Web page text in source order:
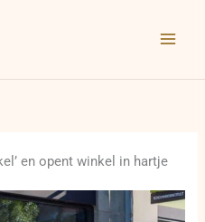
en opent winkel in hartje